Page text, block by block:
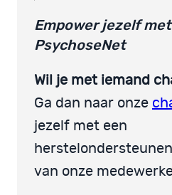
Empower jezelf
PsychoseNet
Wil je met iemand
Ga dan naar onze
jezelf met een
van onze